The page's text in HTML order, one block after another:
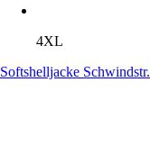
4XL
Softshelljacke Schwindstr.